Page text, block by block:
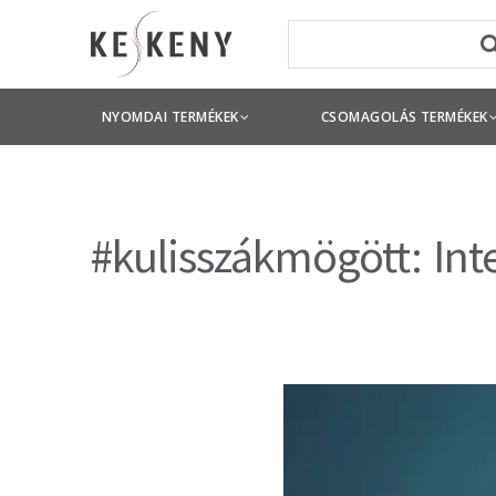
NYOMDAI TERMÉKEK CSOMAGOLÁS TERMÉKEK
#kulisszákmögött: